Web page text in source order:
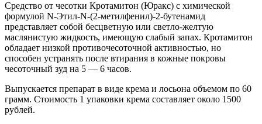
Средство от чесотки Кротамитон (Юракс) с химической
формулой N-Этил-N-(2-метилфенил)-2-бутенамид
представляет собой бесцветную или светло-желтую
маслянистую жидкость, имеющую слабый запах. Кротамитон
обладает низкой противочесоточной активностью, но
способен устранять после втирания в кожные покровы
чесоточный зуд на 5 — 6 часов.
Выпускается препарат в виде крема и лосьона объемом по 60
грамм. Стоимость 1 упаковки крема составляет около 1500
рублей.